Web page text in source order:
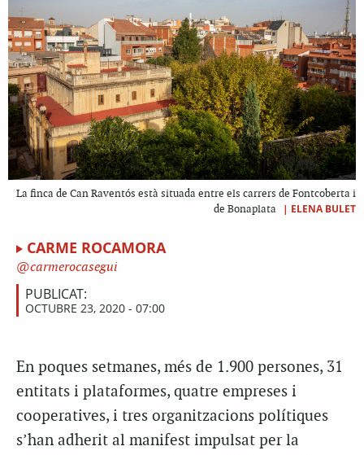
La finca de Can Raventós està situada entre els carrers de Fontcoberta i
de Bonaplata
| ELENA BULET
CARME ROCAMORA
carmerocasegui
PUBLICAT:
OCTUBRE 23, 2020 - 07:00
En poques setmanes, més de 1.900 persones, 31
entitats i plataformes, quatre empreses i
cooperatives, i tres organitzacions polítiques
s’han adherit al manifest impulsat per la